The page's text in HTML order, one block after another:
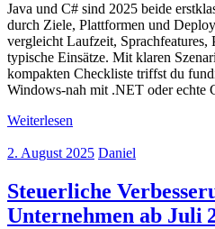
Java und C# sind 2025 beide
durch Ziele, Plattformen und
vergleicht Laufzeit, Sprachfeatures,
typische Einsätze. Mit klaren
kompakten Checkliste triffst du
Windows-nah mit .NET oder echte
Weiterlesen
2. August 2025 Daniel
Steuerliche
Unternehmen ab Juli